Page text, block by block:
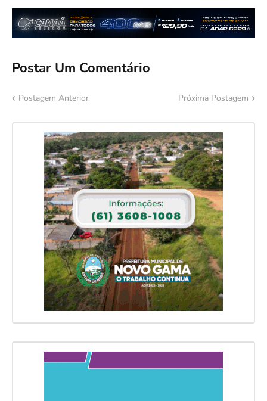
Postar Um Comentário
Postagem Anterior Próxima Postagem